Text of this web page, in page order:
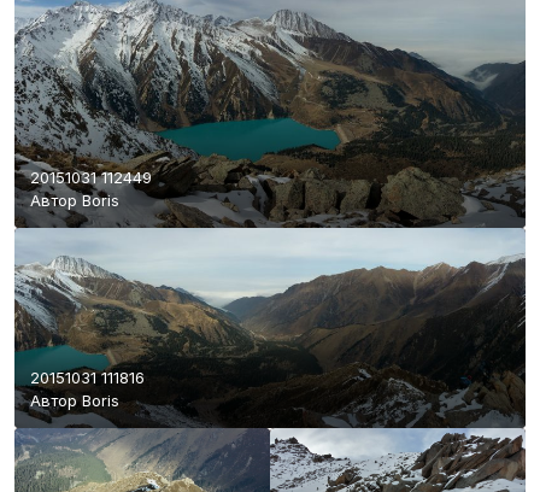
20151031 112449
АвторBoris
20151031 111816
АвторBoris